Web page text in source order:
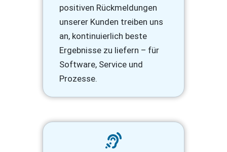
positiven Rückmeldungen
unserer Kunden treiben uns
an, kontinuierlich beste
Ergebnisse zu liefern – für
Software, Service und
Prozesse.